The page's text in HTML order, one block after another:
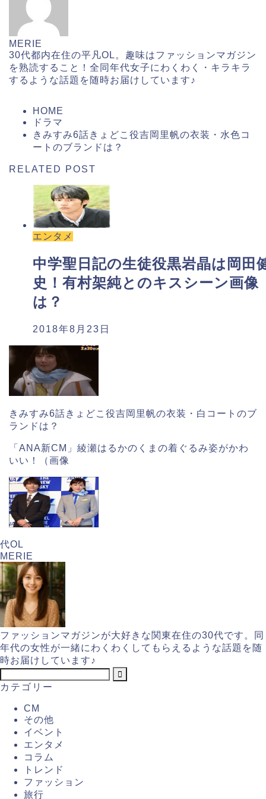
MERIE
30代都内在住の平凡OL。趣味はファッションマガジン
を熟読すること！全同年代女子にわくわく・キラキラ
するような話題を随時お届けしています♪
HOME
ドラマ
きみすみ6話きょどこ役吉岡里帆の衣装・水色コ
ートのブランドは？
RELATED POST
エンタメ
中学聖日記の生徒役黒岩晶は岡田
史！有村架純とのキスシーン画像
は？
2018年8月23日
きみすみ6話きょどこ役吉岡里帆の衣装・白コートのブ
ランドは？
「ANA新CM」綾瀬はるかのくまの着ぐるみ姿がかわ
いい！（画像
代OL
MERIE
ファッションマガジンが大好きな関東在住の30代です。同
年代の女性が一緒にわくわくしてもらえるような話題を随
時お届けしています♪
カテゴリー
CM
その他
イベント
エンタメ
コラム
トレンド
ファッション
旅行